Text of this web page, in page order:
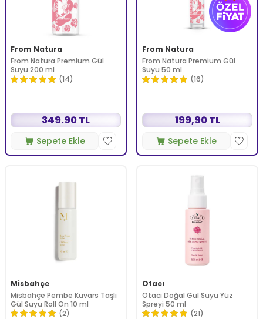
From Natura
From Natura Premium Gül
Suyu 200 ml
(14)
349.90 TL
Sepete Ekle
From Natura
From Natura Premium Gül
Suyu 50 ml
(16)
199,90 TL
Sepete Ekle
Misbahçe
Misbahçe Pembe Kuvars Taşlı
Gül Suyu Roll On 10 ml
(2)
Otacı
Otacı Doğal Gül Suyu Yüz
Spreyi 50 ml
(21)